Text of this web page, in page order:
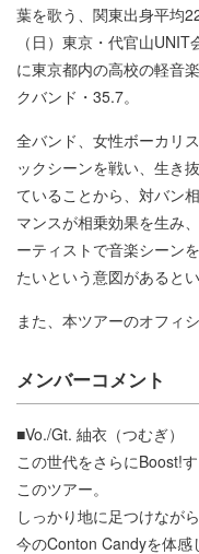
葉を歌う、関東出身平均
（日）東京・代官山
に東京都内の高校の軽音
クバンド・35.7。
全バンド、女性ボーカリ
ックシーンを戦い、生き
ていることから、対バン
マンスが相乗効果を生み
ーティストで音楽シーン
たいという意図があるとい
また、本ツアーのオフィ
メンバーコメント
■Vo./Gt. 紬衣（つむぎ）
この世代をさらにBoost!
このツアー。
しっかり地に足つけなが
今のConton Candyを体感